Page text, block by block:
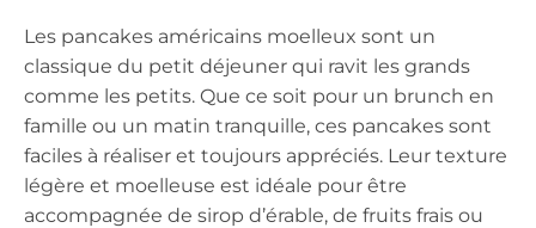
Les pancakes américains moelleux sont un
classique du petit déjeuner qui ravit les grands
comme les petits. Que ce soit pour un brunch en
famille ou un matin tranquille, ces pancakes sont
faciles à réaliser et toujours appréciés. Leur texture
légère et moelleuse est idéale pour être
accompagnée de sirop d’érable, de fruits frais ou